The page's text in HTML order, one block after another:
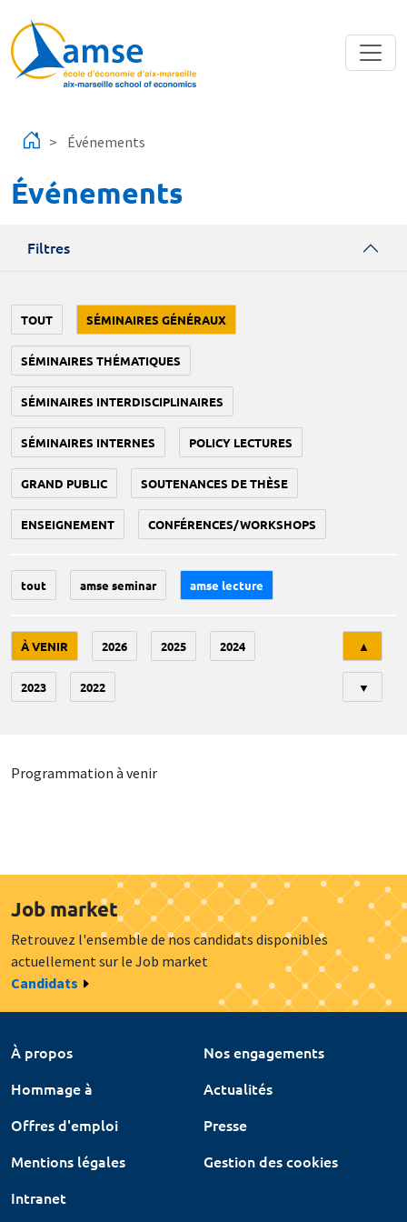
Événements
Événements
Filtres
TOUT SÉMINAIRES GÉNÉRAUX
SÉMINAIRES THÉMATIQUES
SÉMINAIRES INTERDISCIPLINAIRES
SÉMINAIRES INTERNES POLICY LECTURES
GRAND PUBLIC SOUTENANCES DE THÈSE
ENSEIGNEMENT CONFÉRENCES/WORKSHOPS
tout amse seminar amse lecture
À VENIR 2026 2025 2024
2023 2022
▲
▼
Programmation à venir
Job market
Retrouvez l'ensemble de nos candidats disponibles
actuellement sur le Job market
Candidats
À propos
Nos engagements
Hommage à
Actualités
Offres d'emploi
Presse
Mentions légales
Gestion des cookies
Intranet